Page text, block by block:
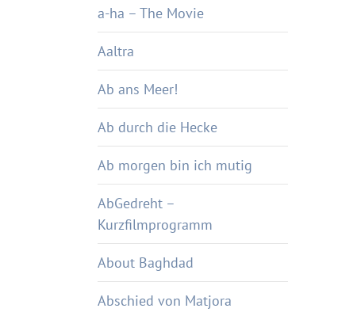
a-ha – The Movie
Aaltra
Ab ans Meer!
Ab durch die Hecke
Ab morgen bin ich mutig
AbGedreht –
Kurzfilmprogramm
About Baghdad
Abschied von Matjora